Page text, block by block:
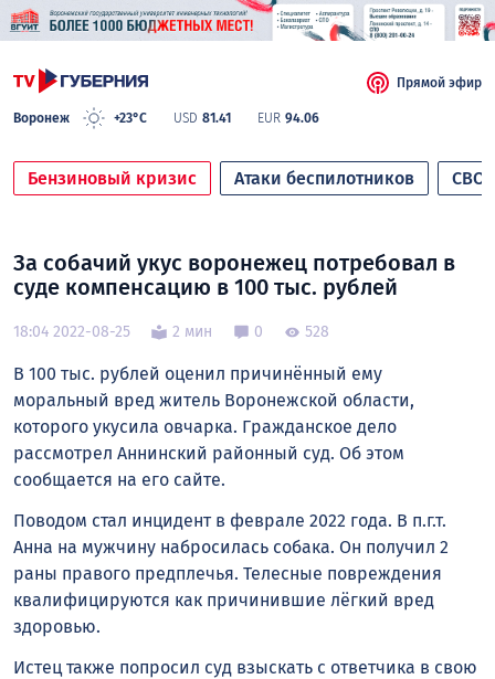
Воронеж +23°C USD 81.41 EUR 94.06
Прямой эфир
Бензиновый кризис Атаки беспилотников СВО
За собачий укус воронежец потребовал в
суде компенсацию в 100 тыс. рублей
18:04 2022-08-25 2 мин 0 528
В 100 тыс. рублей оценил причинённый ему
моральный вред житель Воронежской области,
которого укусила овчарка. Гражданское дело
рассмотрел Аннинский районный суд. Об этом
сообщается на его сайте.
Поводом стал инцидент в феврале 2022 года. В п.г.т.
Анна на мужчину набросилась собака. Он получил 2
раны правого предплечья. Телесные повреждения
квалифицируются как причинившие лёгкий вред
здоровью.
Истец также попросил суд взыскать с ответчика в свою